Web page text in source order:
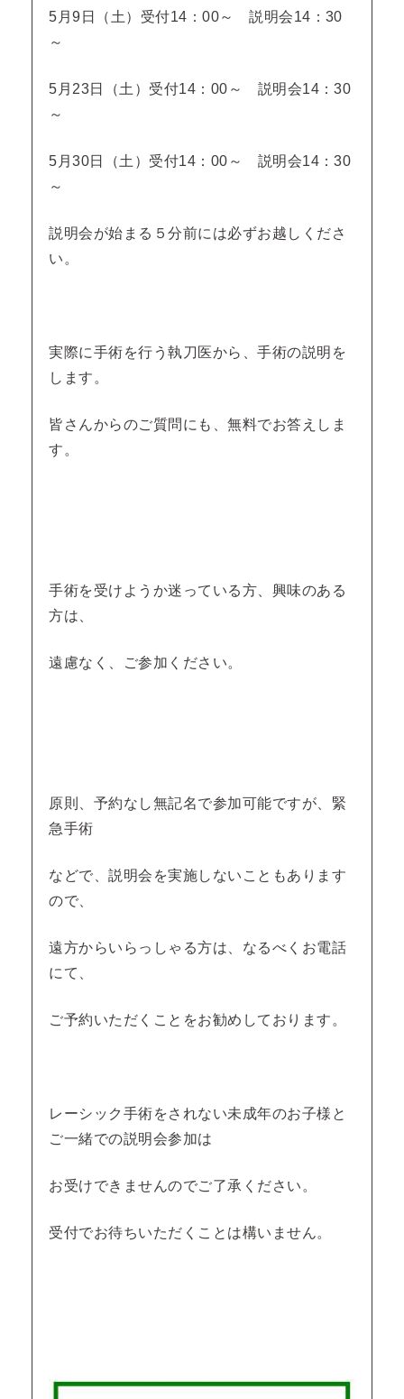
5月9日（土）受付14：00～ 説明会14：30
～
5月23日（土）受付14：00～ 説明会14：30
～
5月30日（土）受付14：00～ 説明会14：30
～
説明会が始まる５分前には必ずお越しくださ
い。
実際に手術を行う執刀医から、手術の説明を
します。
皆さんからのご質問にも、無料でお答えしま
す。
手術を受けようか迷っている方、興味のある
方は、
遠慮なく、ご参加ください。
原則、予約なし無記名で参加可能ですが、緊
急手術
などで、説明会を実施しないこともあります
ので、
遠方からいらっしゃる方は、なるべくお電話
にて、
ご予約いただくことをお勧めしております。
レーシック手術をされない未成年のお子様と
ご一緒での説明会参加は
お受けできませんのでご了承ください。
受付でお待ちいただくことは構いません。